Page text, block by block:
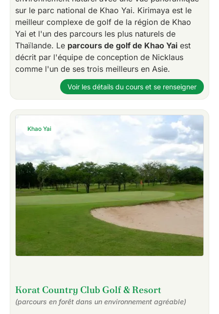
sur le parc national de Khao Yai. Kirimaya est le
meilleur complexe de golf de la région de Khao
Yai et l'un des parcours les plus naturels de
Thaïlande. Le parcours de golf de Khao Yai est
décrit par l'équipe de conception de Nicklaus
comme l'un de ses trois meilleurs en Asie.
Voir les détails du cours et se renseigner
Korat Country Club Golf & Resort
(parcours en forêt dans un environnement agréable)
Khao Yai